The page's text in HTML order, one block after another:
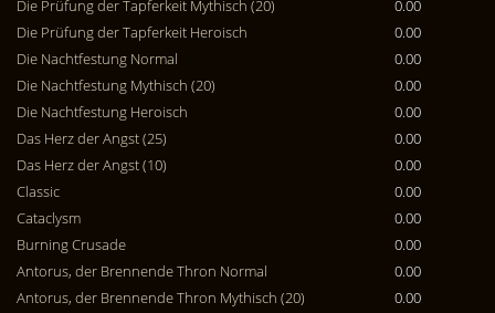
Die Prüfung der Tapferkeit Mythisch (20)
0.00
Die Prüfung der Tapferkeit Heroisch
0.00
Die Nachtfestung Normal
0.00
Die Nachtfestung Mythisch (20)
0.00
Die Nachtfestung Heroisch
0.00
Das Herz der Angst (25)
0.00
Das Herz der Angst (10)
0.00
Classic
0.00
Cataclysm
0.00
Burning Crusade
0.00
Antorus, der Brennende Thron Normal
0.00
Antorus, der Brennende Thron Mythisch (20)
0.00